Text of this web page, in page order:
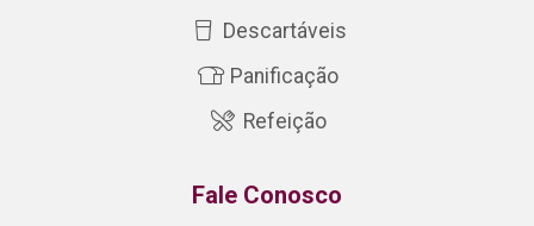
Descartáveis
Panificação
Refeição
Fale Conosco